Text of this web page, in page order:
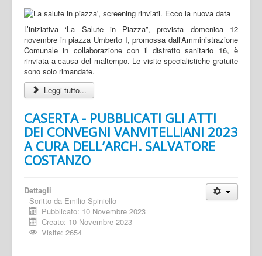
L’iniziativa ‘La Salute in Piazza”, prevista domenica 12
novembre in piazza Umberto I, promossa dall’Amministrazione
Comunale in collaborazione con il distretto sanitario 16, è
rinviata a causa del maltempo. Le visite specialistiche gratuite
sono solo rimandate.
Leggi tutto...
CASERTA - PUBBLICATI GLI ATTI
DEI CONVEGNI VANVITELLIANI 2023
A CURA DELL’ARCH. SALVATORE
COSTANZO
Dettagli
Scritto da Emilio Spiniello
Pubblicato: 10 Novembre 2023
Creato: 10 Novembre 2023
Visite: 2654